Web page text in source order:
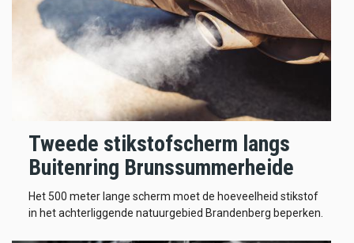
Tweede stikstofscherm langs
Buitenring Brunssummerheide
Het 500 meter lange scherm moet de hoeveelheid stikstof
in het achterliggende natuurgebied Brandenberg beperken.